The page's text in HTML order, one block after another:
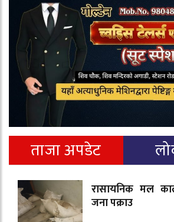
ताजा अपडेट
रासायनिक मल
जना पक्राउ